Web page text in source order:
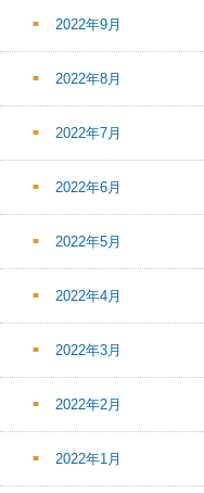
2022年9月
2022年8月
2022年7月
2022年6月
2022年5月
2022年4月
2022年3月
2022年2月
2022年1月